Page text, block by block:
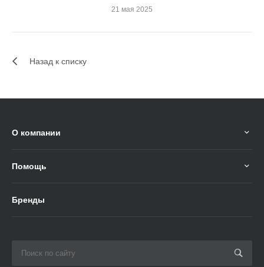
21 мая 2025
Назад к списку
О компании
Помощь
Бренды